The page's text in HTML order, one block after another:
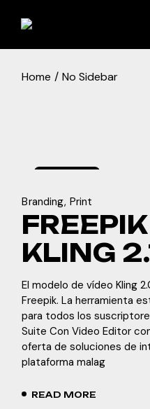
Home No Sidebar
2024
Branding Print
KLING
El modelo de vídeo Kling
Freepik. La herramienta
para todos los
Suite Con Video Editor
oferta de soluciones de
plataforma malag
READ MORE